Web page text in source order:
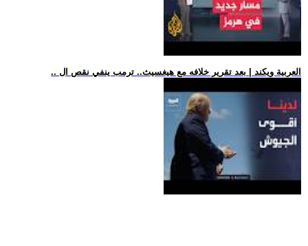
.. العربية ويكند | بعد تقرير خلافه مع هيغسيث.. ترمب ينفي نقص ال